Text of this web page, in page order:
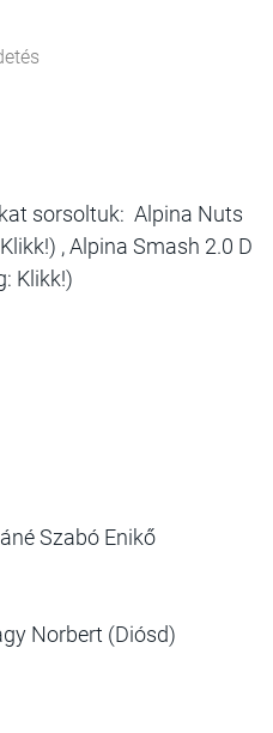
sorsoltuk: Alpina Nuts
, Alpina Smash 2.0 D
Klikk!)
Szabó Enikő
Norbert (Diósd)